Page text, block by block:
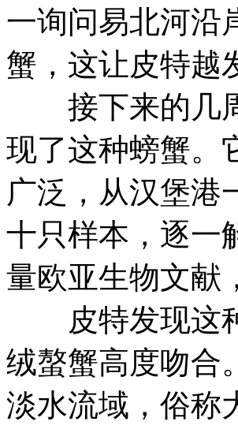
一询问易北河沿
蟹，这让皮特越
接下来的几周
现了这种螃蟹。
广泛，从汉堡港
十只样本，逐一
量欧亚生物文献
皮特发现这种
绒螯蟹高度吻合
淡水流域，俗称